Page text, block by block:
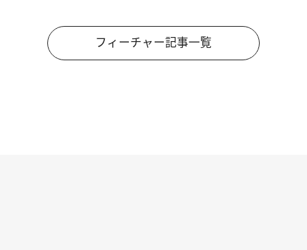
フィーチャー記事一覧